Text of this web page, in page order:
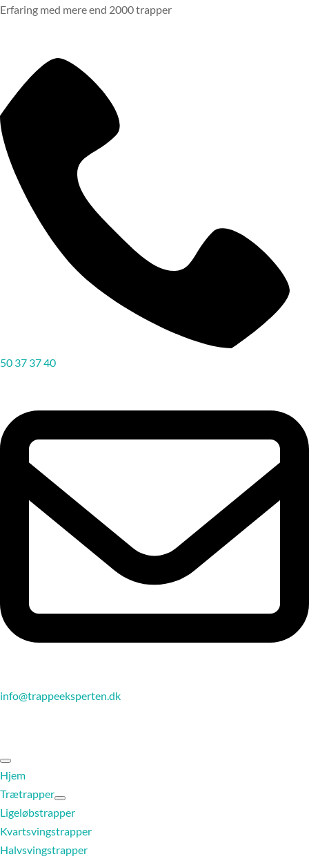
Erfaring med mere end 2000 trapper
50 37 37 40
info@trappeeksperten.dk
Hjem
Trætrapper
Ligeløbstrapper
Kvartsvingstrapper
Halvsvingstrapper